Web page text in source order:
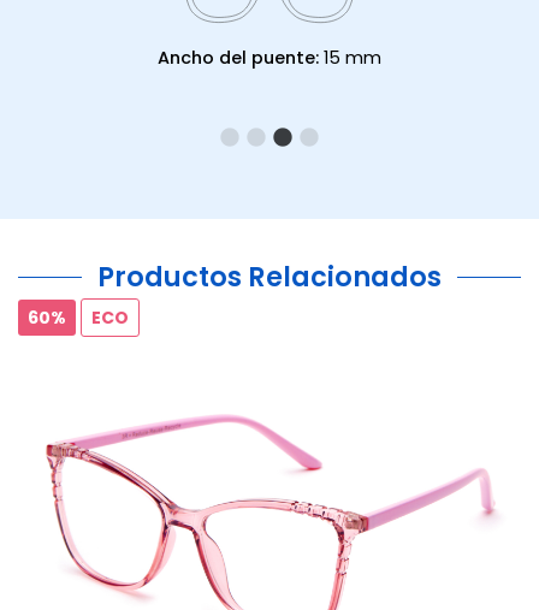
Ancho del puente: 15 mm
Productos Relacionados
60% ECO